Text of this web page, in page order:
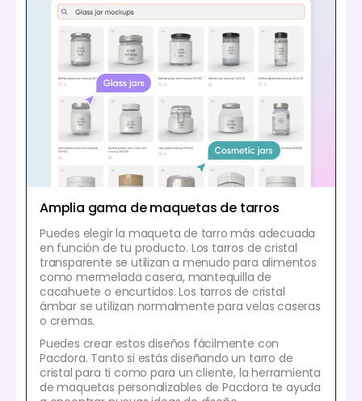
Amplia gama de maquetas de tarros
Puedes elegir la maqueta de tarro más adecuada
en función de tu producto. Los tarros de cristal
transparente se utilizan a menudo para alimentos
como mermelada casera, mantequilla de
cacahuete o encurtidos. Los tarros de cristal
ámbar se utilizan normalmente para velas caseras
o cremas.
Puedes crear estos diseños fácilmente con
Pacdora. Tanto si estás diseñando un tarro de
cristal para ti como para un cliente, la herramienta
de maquetas personalizables de Pacdora te ayuda